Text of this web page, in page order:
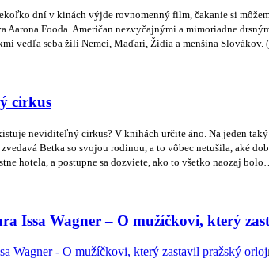
dní v kinách výjde rovnomenný film, čakanie si
Aarona Fooda. Američan nezvyčajnými a mimoriadne
vedľa seba žili Nemci, Maďari, Židia a menšina Slovákov. (
cirkus
neviditeľný cirkus? V knihách určite áno. Na jeden
Betka so svojou rodinou, a to vôbec netušila, aké
hotela, a postupne sa dozviete, ako to všetko naozaj
Issa Wagner – O mužíčkovi, který